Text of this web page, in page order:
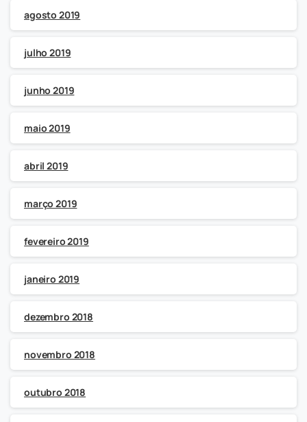
agosto 2019
julho 2019
junho 2019
maio 2019
abril 2019
março 2019
fevereiro 2019
janeiro 2019
dezembro 2018
novembro 2018
outubro 2018